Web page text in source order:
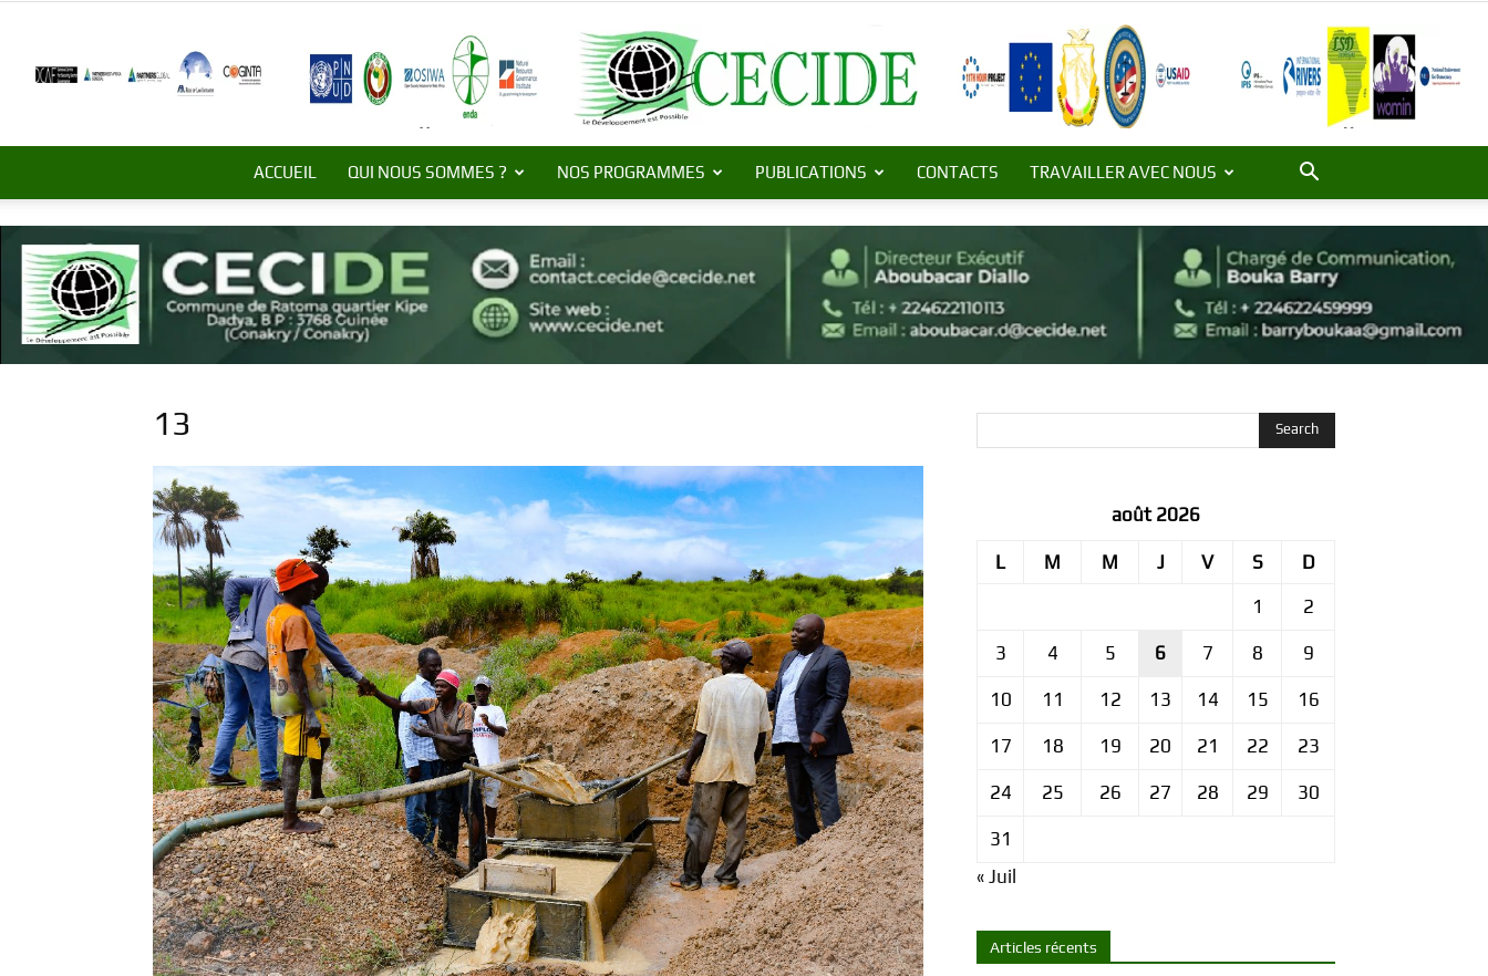
Centre
Commerce
International
pour
le
ACCUEIL QUI NOUS SOMMES ? NOS PROGRAMMES PUBLICATIONS CONTACTS TRAVAILLER AVEC NOUS
13
août 2026
L M M J V S
D
1
2
3 4 5 6 7 8 9
10 11 12 13 14 15 16
17 18 19 20 21 22 23
24 25 26 27 28 29 30
31
« Juil
Articles récents